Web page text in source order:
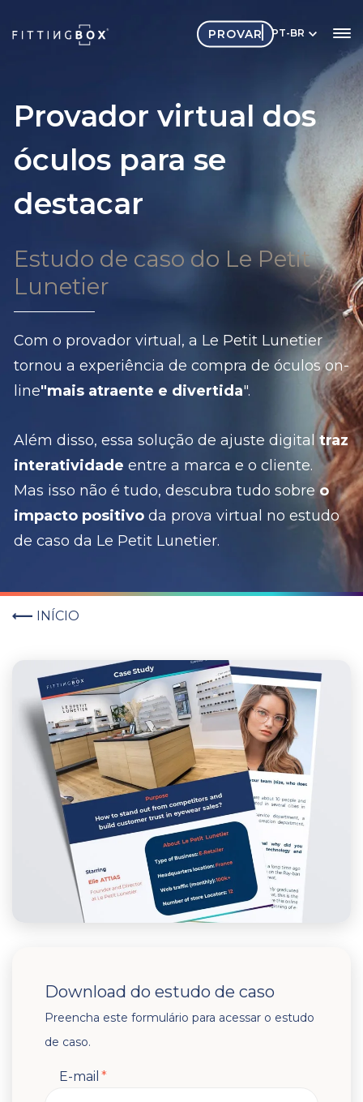
PT-BR
PROVAR
Provador virtual dos
óculos para se
destacar
Estudo de caso do Le Petit
Lunetier
Com o provador virtual, a Le Petit Lunetier
tornou a experiência de compra de óculos on-
line"mais atraente e divertida".
Além disso, essa solução de ajuste digital traz
interatividade entre a marca e o cliente.
Mas isso não é tudo, descubra tudo sobreo
impacto positivo da prova virtual no estudo
de caso da Le Petit Lunetier.
INÍCIO
Download do estudo de caso
Preencha este formulário para acessar o estudo
de caso.
E-mail *